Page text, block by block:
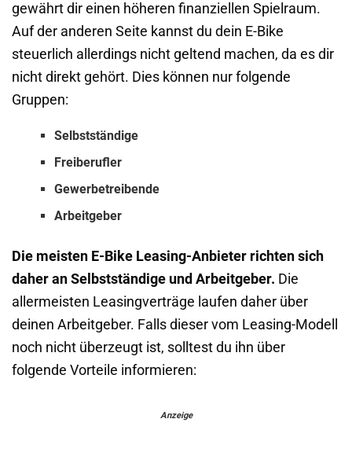
gewährt dir einen höheren finanziellen Spielraum.
Auf der anderen Seite kannst du dein E-Bike
steuerlich allerdings nicht geltend machen, da es dir
nicht direkt gehört. Dies können nur folgende
Gruppen:
Selbstständige
Freiberufler
Gewerbetreibende
Arbeitgeber
Die meisten E-Bike Leasing-Anbieter richten sich
daher an Selbstständige und Arbeitgeber. Die
allermeisten Leasingverträge laufen daher über
deinen Arbeitgeber. Falls dieser vom Leasing-Modell
noch nicht überzeugt ist, solltest du ihn über
folgende Vorteile informieren:
Anzeige